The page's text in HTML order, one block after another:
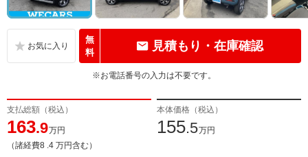
無
料
見積もり・在庫確認
※お電話番号の入力は不要です。
支払総額（税込）
163.9万円
（諸経費8 .4 万円含む）
本体価格（税込）
155.5万円